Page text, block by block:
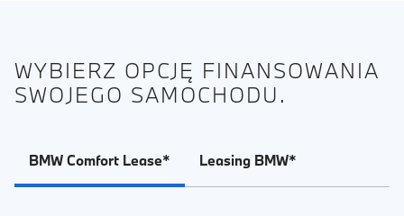
WYBIERZ OPCJĘ FINANSOWANIA
SWOJEGO SAMOCHODU.
BMW Comfort Lease* Leasing BMW*